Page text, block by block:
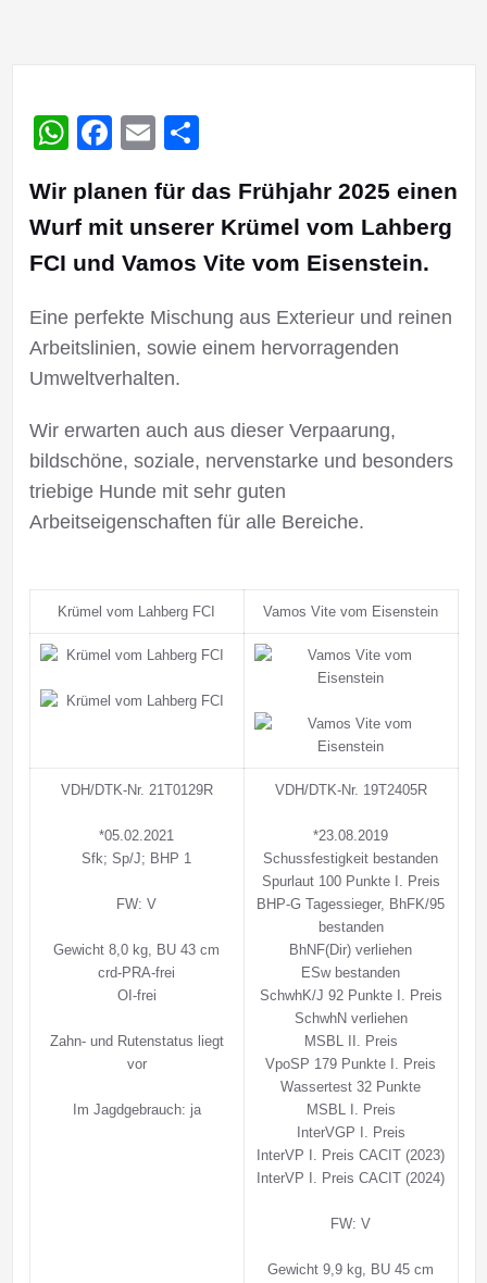
WhatsApp
Facebook
Email
Wir planen für das Frühjahr 2025 einen
Wurf mit unserer Krümel vom Lahberg
FCI und Vamos Vite vom Eisenstein.
Eine perfekte Mischung aus Exterieur und reinen
Arbeitslinien, sowie einem hervorragenden
Umweltverhalten.
Wir erwarten auch aus dieser Verpaarung,
bildschöne, soziale, nervenstarke und besonders
triebige Hunde mit sehr guten
Arbeitseigenschaften für alle Bereiche.
Krümel vom Lahberg FCI Vamos Vite vom Eisenstein
VDH/DTK-Nr. 21T0129R
*05.02.2021
Sfk; Sp/J; BHP 1
FW: V
Gewicht 8,0 kg, BU 43 cm
crd-PRA-frei
OI-frei
Zahn- und Rutenstatus liegt
vor
Im Jagdgebrauch: ja
VDH/DTK-Nr. 19T2405R
*23.08.2019
Schussfestigkeit bestanden
Spurlaut 100 Punkte I. Preis
BHP-G Tagessieger, BhFK/95
bestanden
BhNF(Dir) verliehen
ESw bestanden
SchwhK/J 92 Punkte I. Preis
SchwhN verliehen
MSBL II. Preis
VpoSP 179 Punkte I. Preis
Wassertest 32 Punkte
MSBL I. Preis
InterVGP I. Preis
InterVP I. Preis CACIT (2023)
InterVP I. Preis CACIT (2024)
FW: V
Gewicht 9,9 kg, BU 45 cm